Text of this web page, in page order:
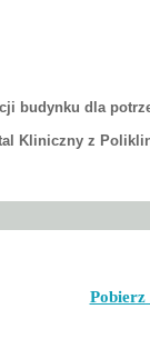
budynku dla
Kliniczny z
Pobierz